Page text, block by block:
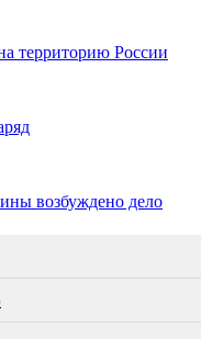
территорию России
возбуждено дело